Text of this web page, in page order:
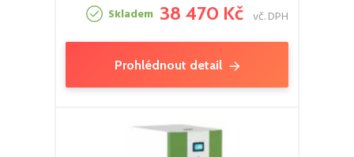
Skladem 38 470 Kč vč. DPH
Prohlédnout detail